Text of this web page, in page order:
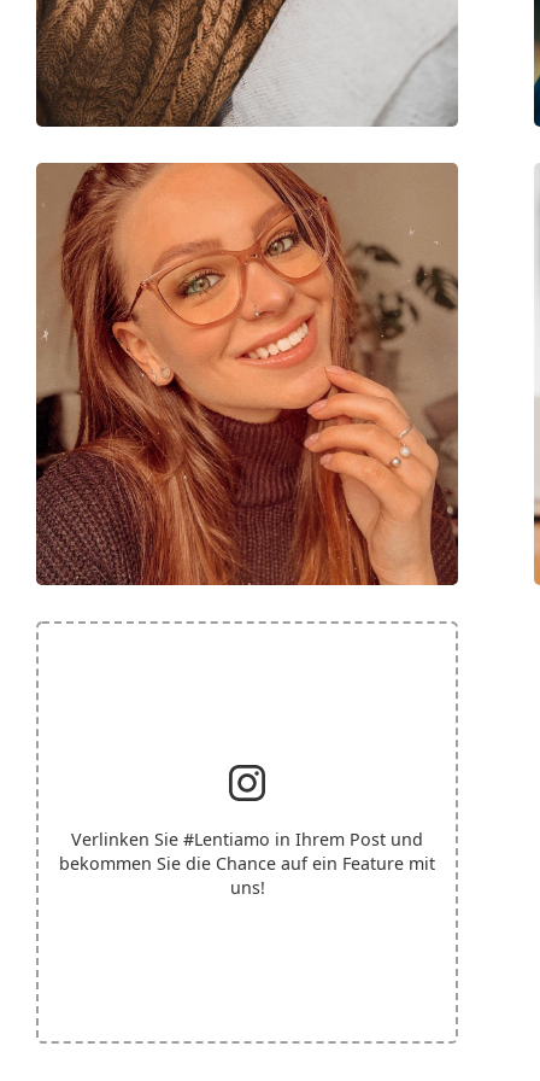
Marke:
Code:
0RX7183 5521 51
Verlinken Sie #Lentiamo in Ihrem Post und
bekommen Sie die Chance auf ein Feature mit
uns!